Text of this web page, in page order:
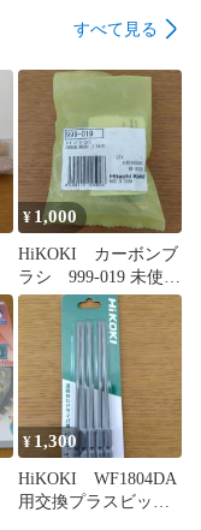
すべて見る
¥ 1,000
HiKOKI カーボンブ
ラシ 999-019 未使用
品
¥ 1,300
HiKOKI WF1804DA
用交換プラスビッ